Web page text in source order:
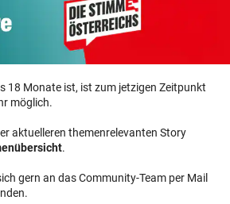
18 Monate ist, ist zum jetzigen Zeitpunkt
möglich.
aktuelleren themenrelevanten Story
.
gern an das Community-Team per Mail